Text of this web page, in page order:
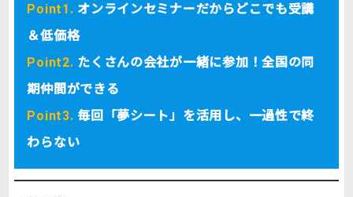
Point1. オンラインセミナーだからどこでも受講
＆低価格
Point2. たくさんの会社が一緒に参加！全国の同
期仲間ができる
Point3. 毎回「夢シート」を活用し、一過性で終
わらない